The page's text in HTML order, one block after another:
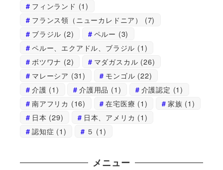
フィンランド (1)
フランス領（ニューカレドニア）
(7)
ブラジル (2) ペルー (3)
ペルー、エクアドル、ブラジル (1)
ボツワナ (2) マダガスカル (26)
マレーシア (31) モンゴル (22)
介護 (1) 介護用品 (1) 介護認定 (1)
南アフリカ (16) 在宅医療 (1) 家族 (1)
日本 (29) 日本、アメリカ (1)
認知症 (1) ５ (1)
メニュー